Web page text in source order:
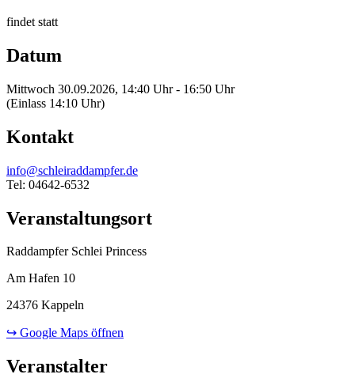
findet statt
Datum
Mittwoch 30.09.2026, 14:40 Uhr - 16:50 Uhr
(Einlass 14:10 Uhr)
Kontakt
info@schleiraddampfer.de
Tel: 04642-6532
Veranstaltungsort
Raddampfer Schlei Princess
Am Hafen 10
24376 Kappeln
↪ Google Maps öffnen
Veranstalter